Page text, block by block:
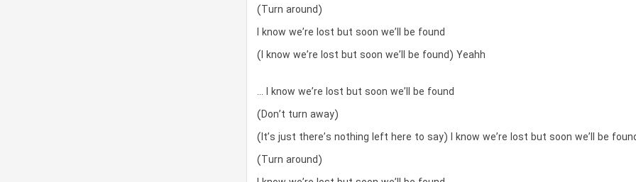
(Turn around)
I know we’re lost but soon we’ll be found
(I know we’re lost but soon we’ll be found) Yeahh
… I know we’re lost but soon we’ll be found
(Don’t turn away)
(It’s just there’s nothing left here to say) I know we’re lost but soon we’ll be
(Turn around)